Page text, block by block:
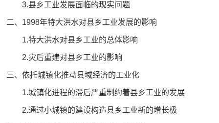
3.县乡工业发展面临的现实问题
二、1998年特大洪水对县乡工业发展的影响
1.特大洪水对县乡工业的总体影响
2.灾后重建对县乡工业的影响
三、依托城镇化推动县域经济的工业化
1.城镇化进程的滞后严重制约着县乡工业的发展
2.通过小城镇的建设构造县乡工业新的增长极